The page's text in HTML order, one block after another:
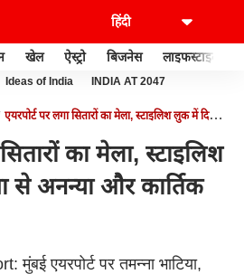
खेल ऐस्ट्रो बिजनेस लाइफस्टाइल
Ideas of India INDIA AT 2047
एयरपोर्ट पर लगा सितारों का मेला, स्टाइलिश लुक में दिखे
का मेला, स्टाइलिश
से अनन्या और कार्तिक
एयरपोर्ट पर तमन्ना भाटिया,